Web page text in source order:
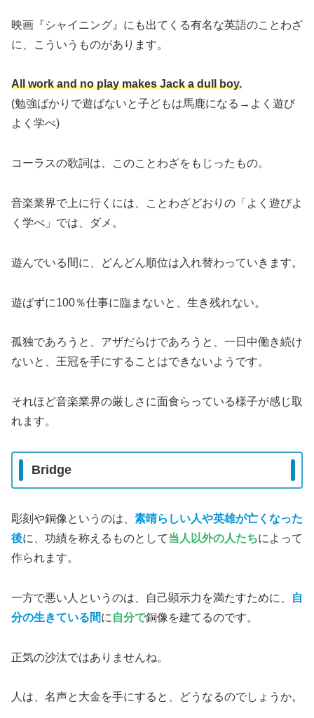
映画『シャイニング』にも出てくる有名な英語のことわざ
に、こういうものがあります。
All work and no play makes Jack a dull boy.
(勉強ばかりで遊ばないと子どもは馬鹿になる→よく遊び
よく学べ)
コーラスの歌詞は、このことわざをもじったもの。
音楽業界で上に行くには、ことわざどおりの「よく遊びよ
く学べ」では、ダメ。
遊んでいる間に、どんどん順位は入れ替わっていきます。
遊ばずに100％仕事に臨まないと、生き残れない。
孤独であろうと、アザだらけであろうと、一日中働き続け
ないと、王冠を手にすることはできないようです。
それほど音楽業界の厳しさに面食らっている様子が感じ取
れます。
Bridge
彫刻や銅像というのは、 素晴らしい人や英雄が亡くなった
後に、功績を称えるものとして当人以外の人たちによって
作られます。
一方で悪い人というのは、自己顕示力を満たすために、
自
分の生きている間に 自分で銅像を建てるのです。
正気の沙汰ではありませんね。
人は、名声と大金を手にすると、どうなるのでしょうか。